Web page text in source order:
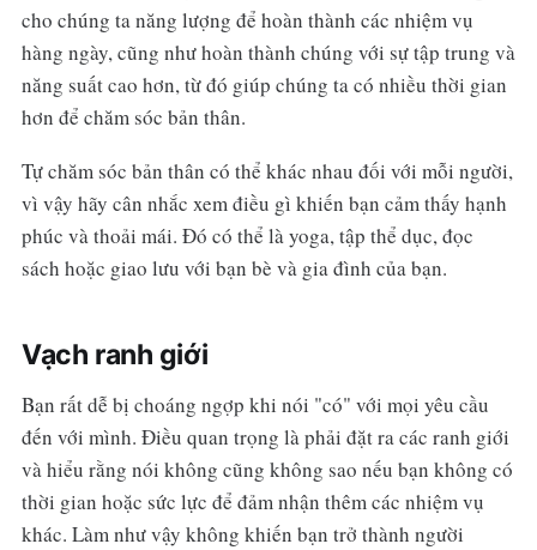
cho chúng ta năng lượng để hoàn thành các nhiệm vụ
hàng ngày, cũng như hoàn thành chúng với sự tập trung và
năng suất cao hơn, từ đó giúp chúng ta có nhiều thời gian
hơn để chăm sóc bản thân.
Tự chăm sóc bản thân có thể khác nhau đối với mỗi người,
vì vậy hãy cân nhắc xem điều gì khiến bạn cảm thấy hạnh
phúc và thoải mái. Đó có thể là yoga, tập thể dục, đọc
sách hoặc giao lưu với bạn bè và gia đình của bạn.
Vạch ranh giới
Bạn rất dễ bị choáng ngợp khi nói "có" với mọi yêu cầu
đến với mình. Điều quan trọng là phải đặt ra các ranh giới
và hiểu rằng nói không cũng không sao nếu bạn không có
thời gian hoặc sức lực để đảm nhận thêm các nhiệm vụ
khác. Làm như vậy không khiến bạn trở thành người